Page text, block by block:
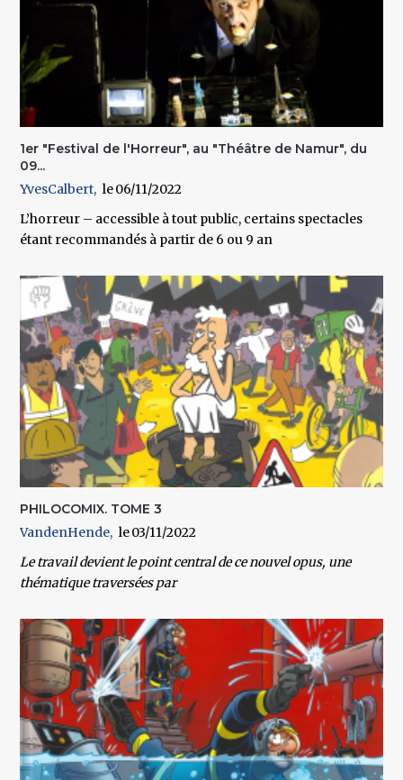
1er "Festival de l'Horreur", au "Théâtre de Namur", du
09...
YvesCalbert
06/11/2022
L’horreur – accessible à tout public, certains spectacles
étant recommandés à partir de 6 ou 9 an
PHILOCOMIX. TOME 3
VandenHende
03/11/2022
Le travail devient le point central de ce nouvel opus, une
thématique traversées par